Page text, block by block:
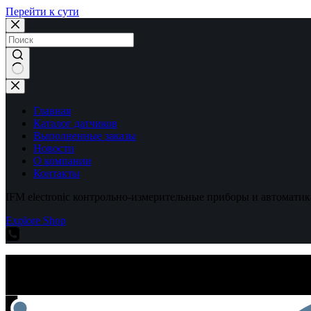
Перейти к сути
Ничего
не
найденоГлавная
Каталог датчиков
Выполненные заказы
Новости
О компании
Контакты
IFM electronic контрольно-измерительные приборы и
Explore Shop